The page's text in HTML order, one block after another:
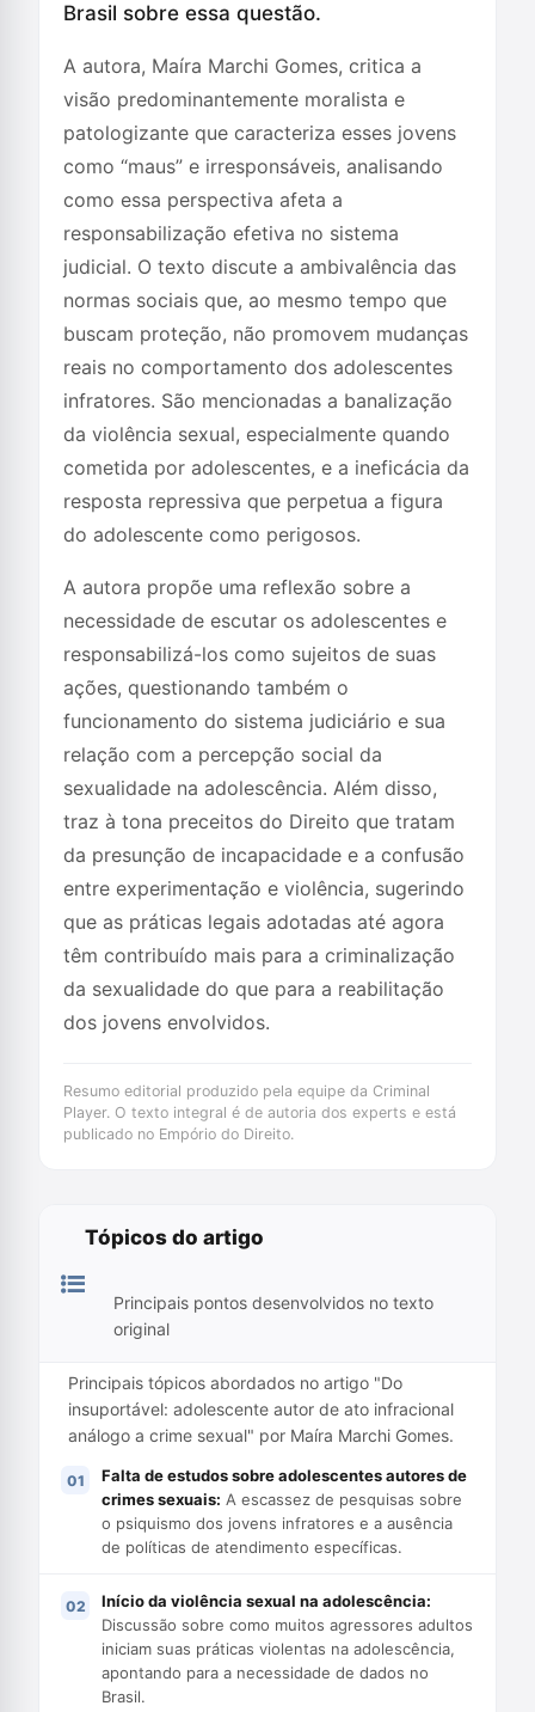
Brasil sobre essa questão.
A autora, Maíra Marchi Gomes, critica a
visão predominantemente moralista e
patologizante que caracteriza esses jovens
como “maus” e irresponsáveis, analisando
como essa perspectiva afeta a
responsabilização efetiva no sistema
judicial. O texto discute a ambivalência das
normas sociais que, ao mesmo tempo que
buscam proteção, não promovem mudanças
reais no comportamento dos adolescentes
infratores. São mencionadas a banalização
da violência sexual, especialmente quando
cometida por adolescentes, e a ineficácia da
resposta repressiva que perpetua a figura
do adolescente como perigosos.
A autora propõe uma reflexão sobre a
necessidade de escutar os adolescentes e
responsabilizá-los como sujeitos de suas
ações, questionando também o
funcionamento do sistema judiciário e sua
relação com a percepção social da
sexualidade na adolescência. Além disso,
traz à tona preceitos do Direito que tratam
da presunção de incapacidade e a confusão
entre experimentação e violência, sugerindo
que as práticas legais adotadas até agora
têm contribuído mais para a criminalização
da sexualidade do que para a reabilitação
dos jovens envolvidos.
Resumo editorial produzido pela equipe da Criminal
Player. O texto integral é de autoria dos experts e está
publicado no Empório do Direito.
Tópicos do artigo
Principais pontos desenvolvidos no texto
original
Principais tópicos abordados no artigo "Do
insuportável: adolescente autor de ato infracional
análogo a crime sexual" por Maíra Marchi Gomes.
Falta de estudos sobre adolescentes autores de
crimes sexuais: A escassez de pesquisas sobre
o psiquismo dos jovens infratores e a ausência
de políticas de atendimento específicas.
Início da violência sexual na adolescência:
Discussão sobre como muitos agressores adultos
iniciam suas práticas violentas na adolescência,
apontando para a necessidade de dados no
Brasil.